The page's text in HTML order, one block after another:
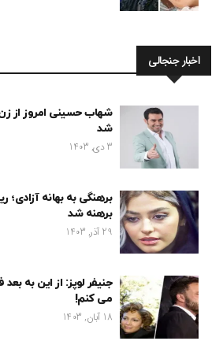
اخبار جنجالی
شهاب حسینی امروز از
شد
3 دی, 1403
برهنگی به بهانه آزادی؛
برهنه شد
29 آذر, 1403
جنیفر لوپز: از این به
می کنم!
18 آبان, 1403